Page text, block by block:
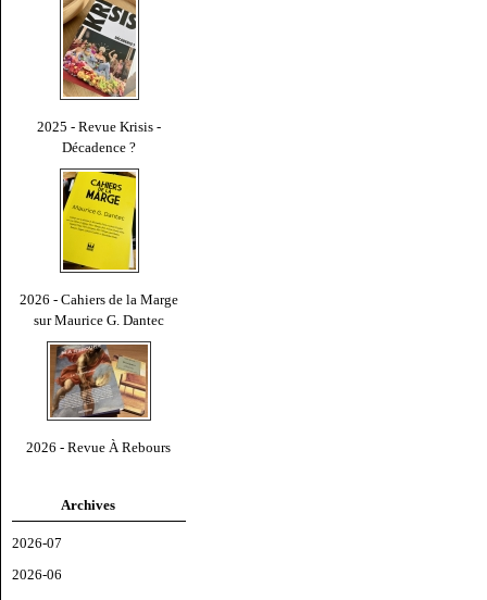
2025 - Revue Krisis -
Décadence ?
2026 - Cahiers de la Marge
sur Maurice G. Dantec
2026 - Revue À Rebours
Archives
2026-07
2026-06